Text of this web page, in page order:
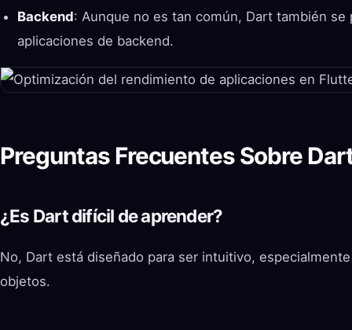
Backend: Aunque no es tan común, Dart también
aplicaciones de backend.
Preguntas Frecuentes Sobre
¿Es Dart difícil de aprender?
No, Dart está diseñado para ser intuitivo,
objetos.